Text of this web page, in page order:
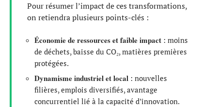
Pour résumer l’impact de ces transformations,
on retiendra plusieurs points-clés :
Économie de ressources et faible impact : moins
de déchets, baisse du CO₂, matières premières
protégées.
Dynamisme industriel et local : nouvelles
filières, emplois diversifiés, avantage
concurrentiel lié à la capacité d’innovation.